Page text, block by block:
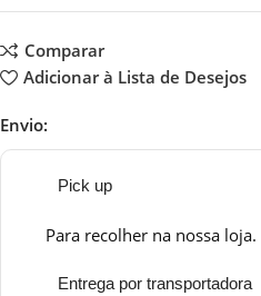
Comparar
Adicionar à Lista de Desejos
Envio:
Pick up
Para recolher na nossa loja.
Entrega por transportadora